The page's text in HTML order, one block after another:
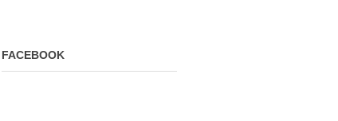
FACEBOOK